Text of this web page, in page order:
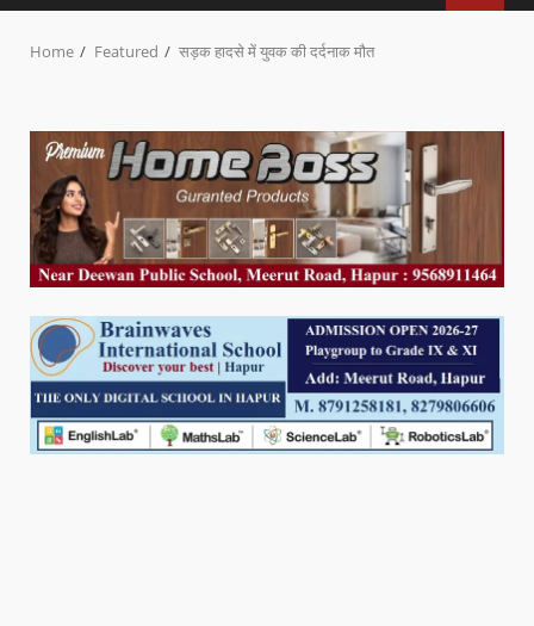
Home Featured सड़क हादसे में युवक की दर्दनाक मौत